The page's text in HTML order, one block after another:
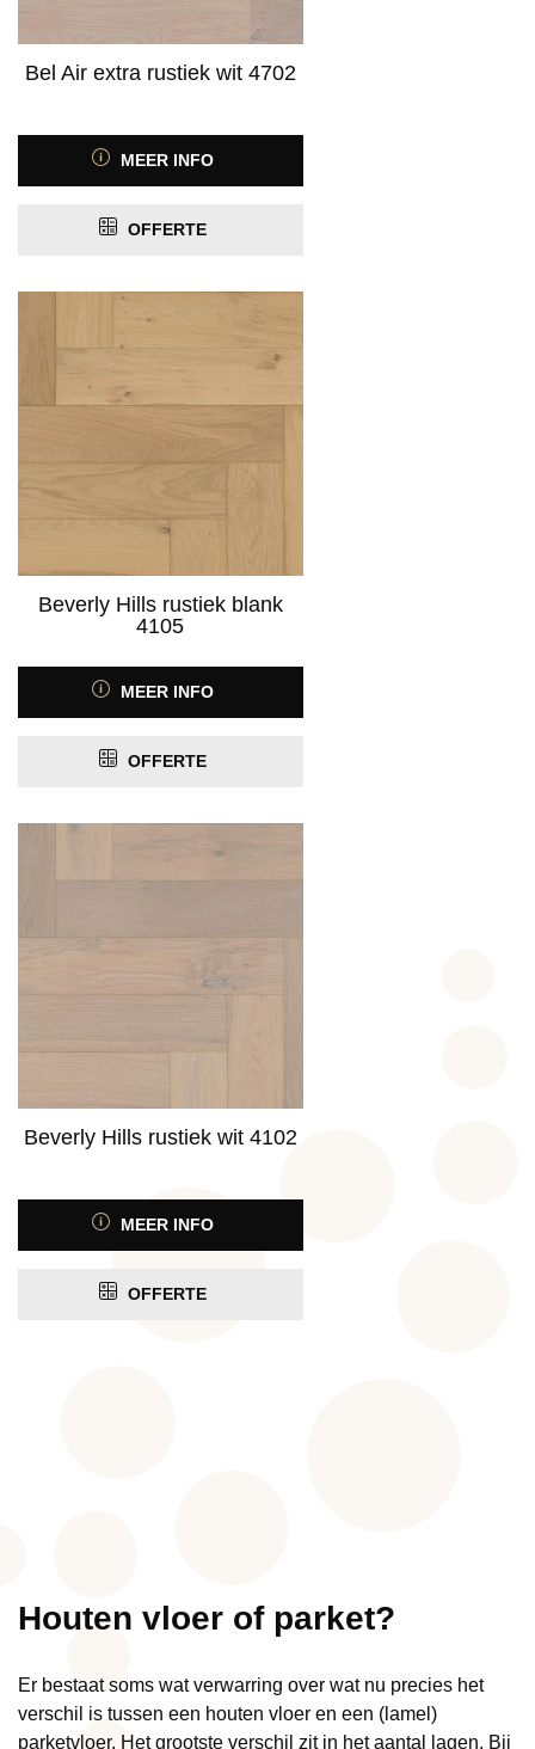
Bel Air extra rustiek wit 4702
MEER INFO
OFFERTE
Beverly Hills rustiek blank
4105
MEER INFO
OFFERTE
Beverly Hills rustiek wit 4102
MEER INFO
OFFERTE
Houten vloer of parket?
Er bestaat soms wat verwarring over wat nu precies het
verschil is tussen een houten vloer en een (lamel)
parketvloer. Het grootste verschil zit in het aantal lagen. Bij